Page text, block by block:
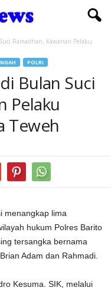
Ramadhan, Kawanan Pelaku
POLRI
Bulan Suci
Pelaku
Teweh
menangkap lima
hukum Polres Barito
tersangka bernama
Adam dan Rahmadi.
Kesuma. SIK, melalui